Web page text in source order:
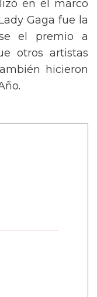
en el marco
Gaga fue la
el premio a
otros artistas
hicieron